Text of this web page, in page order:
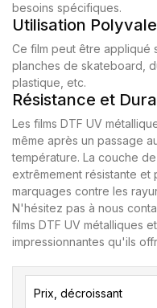
besoins spécifiques.
Utilisation
Ce film peut être appliqué
planches de skateboard,
plastique, etc.
Résistance et
Les films DTF UV
même après un passage
température. La couche
extrêmement résistante
marquages contre les
N'hésitez pas à nous
films DTF UV métalliques
impressionnantes qu'ils
Prix, décroissant